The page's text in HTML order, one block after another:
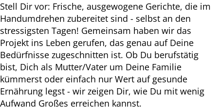
Stell Dir vor: Frische, ausgewogene Gerichte, die im
Handumdrehen zubereitet sind - selbst an den
stressigsten Tagen! Gemeinsam haben wir das
Projekt ins Leben gerufen, das genau auf Deine
Bedürfnisse zugeschnitten ist. Ob Du berufstätig
bist, Dich als Mutter/Vater um Deine Familie
kümmerst oder einfach nur Wert auf gesunde
Ernährung legst - wir zeigen Dir, wie Du mit wenig
Aufwand Großes erreichen kannst.